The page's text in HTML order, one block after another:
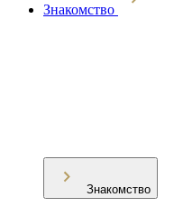
Знакомство
Знакомство